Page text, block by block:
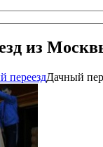
из
переездДачный